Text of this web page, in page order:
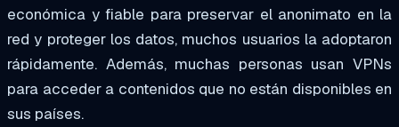
económica y fiable para preservar el anonimato en la
red y proteger los datos, muchos usuarios la adoptaron
rápidamente. Además, muchas personas usan VPNs
para acceder a contenidos que no están disponibles en
sus países.